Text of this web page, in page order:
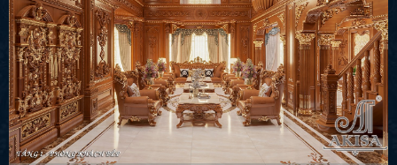
Toàn cảnh phòng khách ốp gỗ tự nhiên đẳng cấp